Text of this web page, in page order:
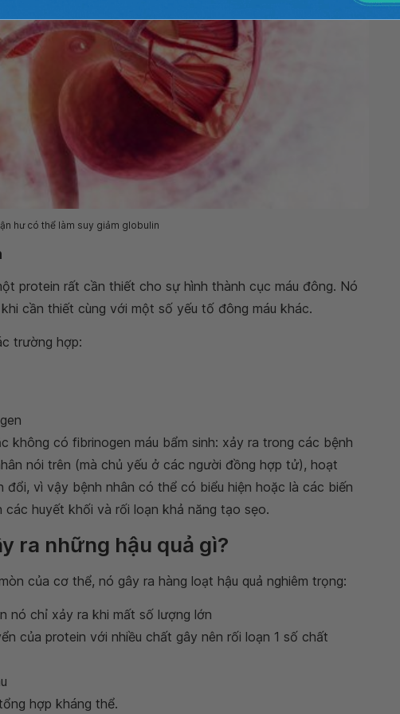
hư có thể làm suy giảm globulin
protein rất cần thiết cho sự hình thành cục máu đông. Nó
cần thiết cùng với một số yếu tố đông máu khác.
trường hợp:
không có fibrinogen máu bẩm sinh: xảy ra trong các bệnh
nói trên (mà chủ yếu ở các người đồng hợp tử), hoạt
đổi, vì vậy bệnh nhân có thể có biểu hiện hoặc là các biến
các huyết khối và rối loạn khả năng tạo sẹo.
ra những hậu quả gì?
của cơ thể, nó gây ra hàng loạt hậu quả nghiêm trọng:
nó chỉ xảy ra khi mất số lượng lớn
của protein với nhiều chất gây nên rối loạn 1 số chất
hợp kháng thể.